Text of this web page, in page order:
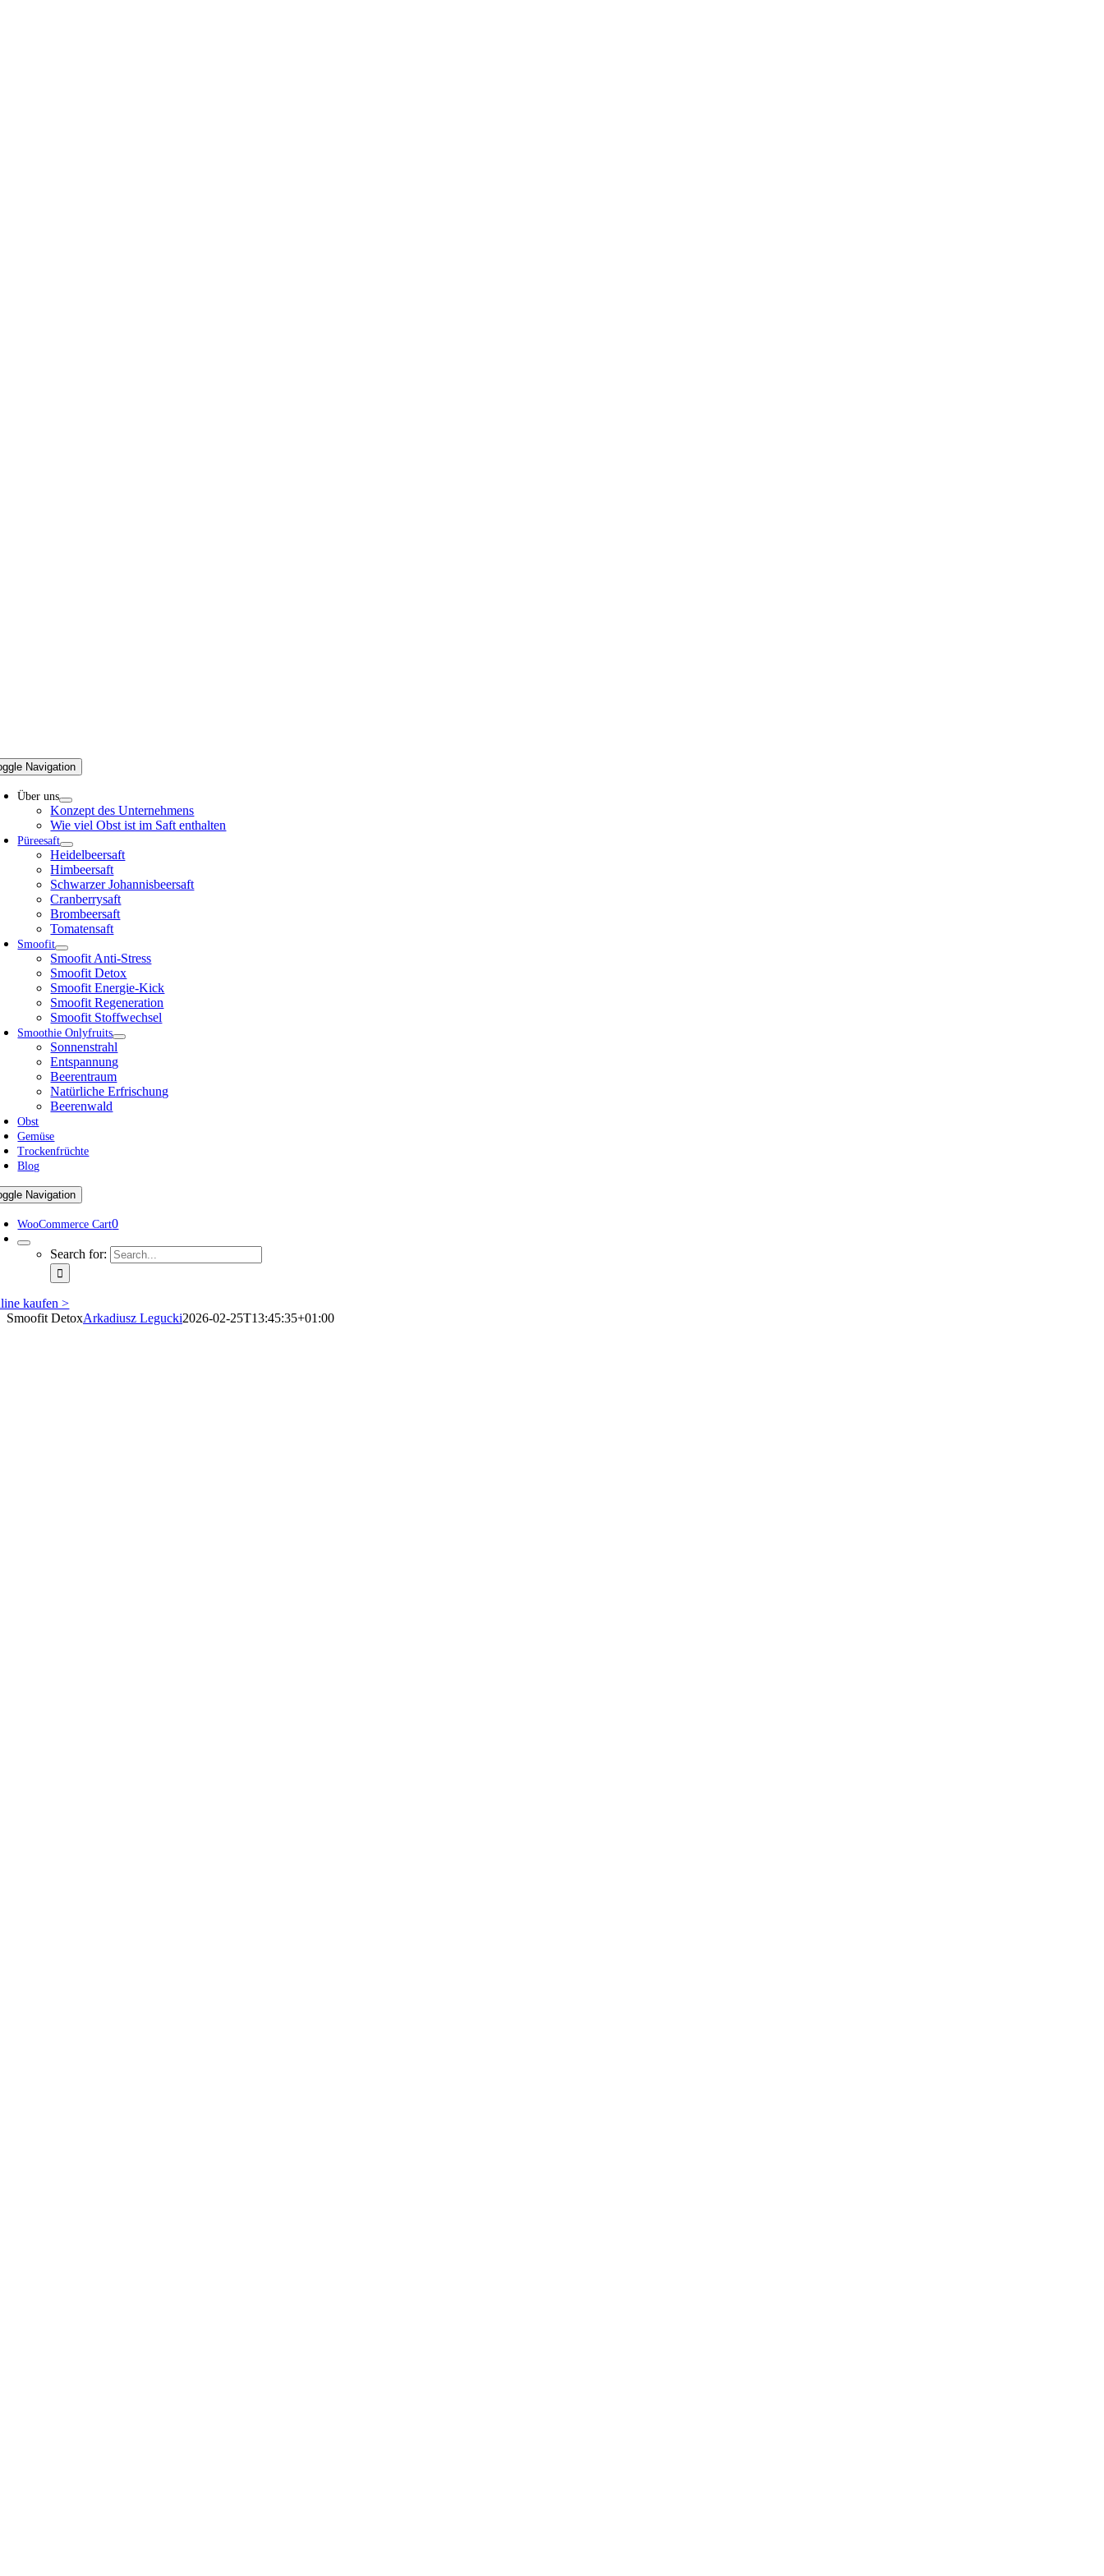
Navigation
Über uns
Konzept des Unternehmens
Wie viel Obst ist im Saft enthalten
Püreesaft
Heidelbeersaft
Himbeersaft
Schwarzer Johannisbeersaft
Cranberrysaft
Brombeersaft
Tomatensaft
Smoofit
Smoofit Anti-Stress
Smoofit Detox
Smoofit Energie-Kick
Smoofit Regeneration
Smoofit Stoffwechsel
Smoothie Onlyfruits
Sonnenstrahl
Entspannung
Beerentraum
Natürliche Erfrischung
Beerenwald
Obst
Gemüse
Trockenfrüchte
Blog
Navigation
WooCommerce Cart0
Search for:
kaufen >
Smoofit DetoxArkadiusz Legucki2026-02-25T13:45:35+01:00